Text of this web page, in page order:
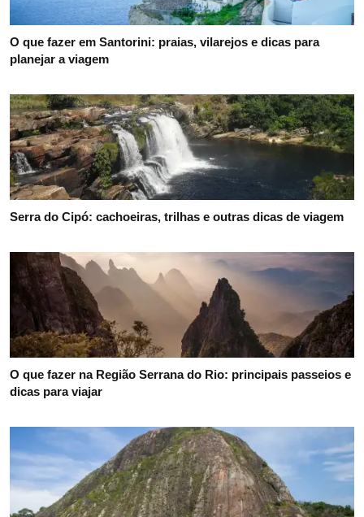
O que fazer em Santorini: praias, vilarejos e dicas para
planejar a viagem
Serra do Cipó: cachoeiras, trilhas e outras dicas de viagem
O que fazer na Região Serrana do Rio: principais passeios e
dicas para viajar